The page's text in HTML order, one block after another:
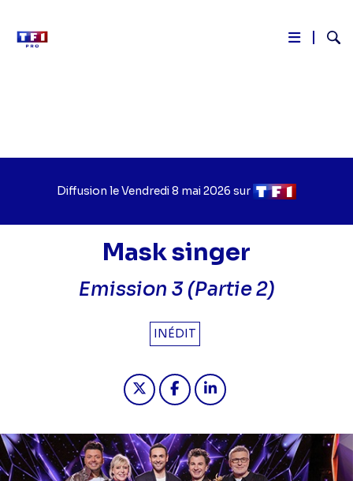
Diffusion leJour
diffusion
Vendredi 8 mai 2026 sur Chaîne
diffusion
Mask singer
Emission 3 (Partie 2)
INÉDIT
Partager "2026-05-08 22:30 -
Partager "2026-05-08